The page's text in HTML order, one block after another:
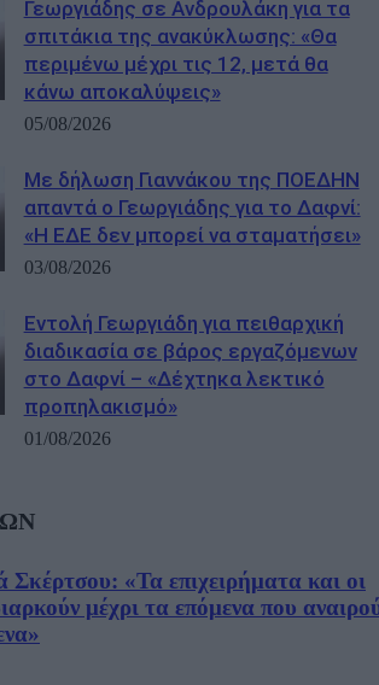
Γεωργιάδης σε Ανδρουλάκη για τα
σπιτάκια της ανακύκλωσης: «Θα
περιμένω μέχρι τις 12, μετά θα
κάνω αποκαλύψεις»
05/08/2026
Με δήλωση Γιαννάκου της ΠΟΕΔΗΝ
απαντά ο Γεωργιάδης για το Δαφνί:
«Η ΕΔΕ δεν μπορεί να σταματήσει»
03/08/2026
Εντολή Γεωργιάδη για πειθαρχική
διαδικασία σε βάρος εργαζόμενων
στο Δαφνί – «Δέχτηκα λεκτικό
προπηλακισμό»
01/08/2026
«Τα επιχειρήματα και οι
μέχρι τα επόμενα που